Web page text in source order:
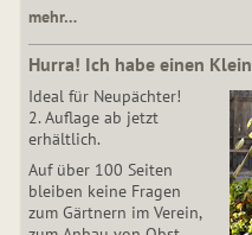
mehr…
Hurra! Ich habe einen
Ideal für Neupächter!
2. Auflage ab jetzt
erhältlich.
Auf über 100 Seiten
bleiben keine Fragen
zum Gärtnern im Verein,